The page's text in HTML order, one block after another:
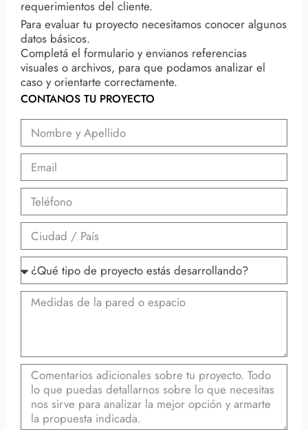
requerimientos del cliente.
Para evaluar tu proyecto necesitamos conocer algunos
datos básicos.
Completá el formulario y envianos referencias
visuales o archivos, para que podamos analizar el
caso y orientarte correctamente.
CONTANOS TU PROYECTO